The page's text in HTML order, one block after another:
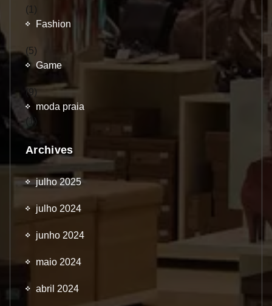
(1)
Fashion
(5)
Game
(9)
moda praia
(1)
Archives
julho 2025
julho 2024
junho 2024
maio 2024
abril 2024